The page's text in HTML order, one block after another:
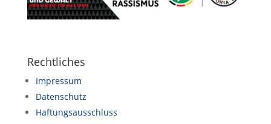
Rechtliches
Impressum
Datenschutz
Haftungsausschluss